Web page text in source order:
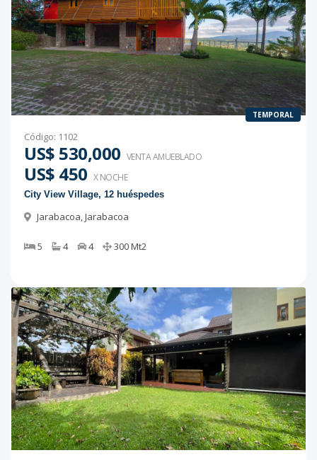
TEMPORAL
Código: 1102
US$ 530,000 VENTA AMUEBLADO
US$ 450 X NOCHE
City View Village, 12 huéspedes
Jarabacoa,Jarabacoa
5 4 4 300Mt2